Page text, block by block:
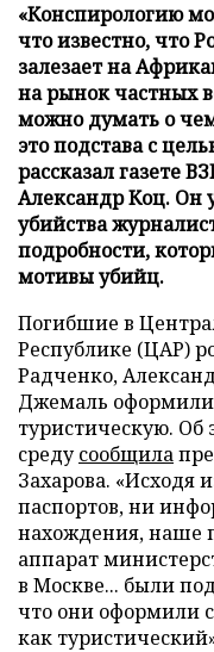
«Конспирологию
что известно, что
залезает на
на рынок частных
можно думать о
это подстава с
рассказал газете
Александр Коц. Он
убийства
подробности,
мотивы убийц.
Погибшие в
Республике (ЦАР)
Радченко,
Джемаль оформили
туристическую. Об
средусообщила
Захарова. «Исходя
паспортов, ни
нахождения, наше
аппарат
в Москве... были
что они оформили
как